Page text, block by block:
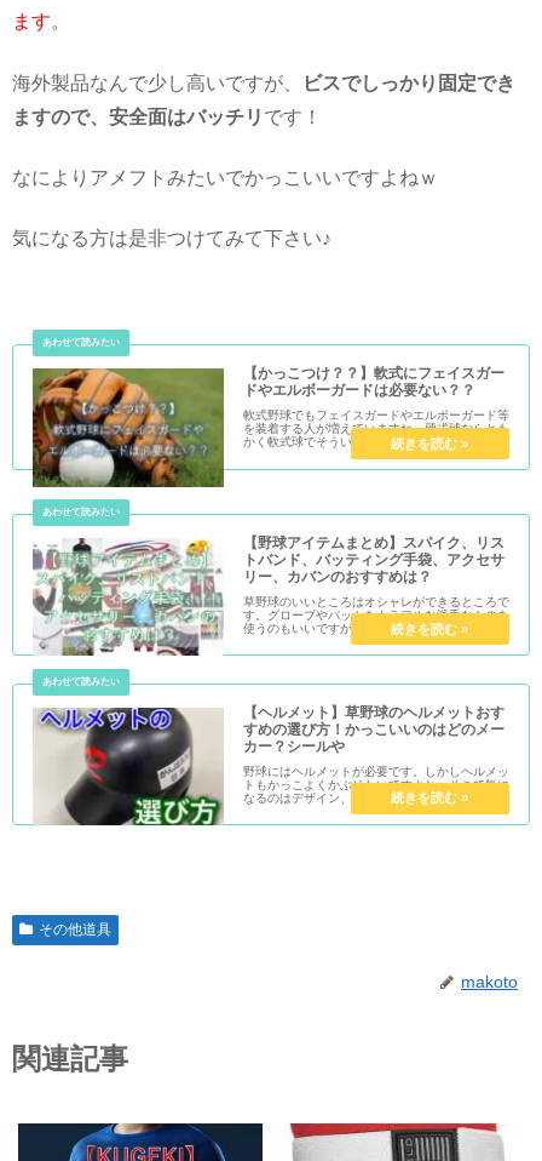
ます。
海外製品なんで少し高いですが、
ビスでしっかり固定でき
ますので、安全面はバッチリ です！
なによりアメフトみたいでかっこいいですよねｗ
気になる方は是非つけてみて下さい♪
【かっこつけ？？】軟式にフェイスガー
ドやエルボーガードは必要ない？？
軟式野球でもフェイスガードやエルボーガード等
を装着する人が増えていますね。硬式球ならとも
かく軟式球でそういったものは必要なんでしょう
か？ひとによってはいらないでしょうと言う人も
いるでしょうが、果たしてどうなんでしょうか？
【野球アイテムまとめ】スパイク、リス
トバンド、バッティング手袋、アクセサ
リー、カバンのおすすめは？
草野球のいいところはオシャレができるところで
す。グローブやバットをカラフルな派手なものを
使うのもいいですが、それ以外にも色々なオシャ
レアイテムがあります。スパイク、手袋、リスト
バンド…これまで紹介してきたものをまとめてい
【ヘルメット】草野球のヘルメットおす
すめの選び方！かっこいいのはどのメー
カー？シールや
野球にはヘルメットが必要です。しかしヘルメッ
トもかっこよくかぶりたいですよね。そこで気に
なるのはデザイン、サイズ感、シールやフェイス
ガード等の装飾です。という事で、おすすめの選
び方を紹介します。
その他道具
makoto
関連記事